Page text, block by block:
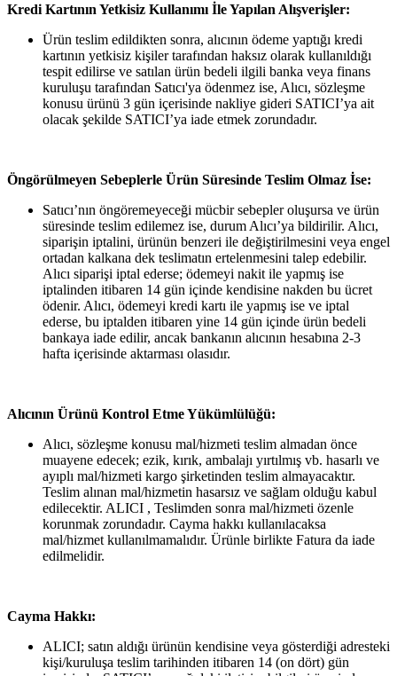
Kredi Kartının Yetkisiz Kullanımı İle Yapılan Alışverişler:
Ürün teslim edildikten sonra, alıcının ödeme yaptığı kredi
kartının yetkisiz kişiler tarafından haksız olarak kullanıldığı
tespit edilirse ve satılan ürün bedeli ilgili banka veya finans
kuruluşu tarafından Satıcı'ya ödenmez ise, Alıcı, sözleşme
konusu ürünü 3 gün içerisinde nakliye gideri SATICI’ya ait
olacak şekilde SATICI’ya iade etmek zorundadır.
Öngörülmeyen Sebeplerle Ürün Süresinde Teslim Olmaz İse:
Satıcı’nın öngöremeyeceği mücbir sebepler oluşursa ve ürün
süresinde teslim edilemez ise, durum Alıcı’ya bildirilir. Alıcı,
siparişin iptalini, ürünün benzeri ile değiştirilmesini veya engel
ortadan kalkana dek teslimatın ertelenmesini talep edebilir.
Alıcı siparişi iptal ederse; ödemeyi nakit ile yapmış ise
iptalinden itibaren 14 gün içinde kendisine nakden bu ücret
ödenir. Alıcı, ödemeyi kredi kartı ile yapmış ise ve iptal
ederse, bu iptalden itibaren yine 14 gün içinde ürün bedeli
bankaya iade edilir, ancak bankanın alıcının hesabına 2-3
hafta içerisinde aktarması olasıdır.
Alıcının Ürünü Kontrol Etme Yükümlülüğü:
Alıcı, sözleşme konusu mal/hizmeti teslim almadan önce
muayene edecek; ezik, kırık, ambalajı yırtılmış vb. hasarlı ve
ayıplı mal/hizmeti kargo şirketinden teslim almayacaktır.
Teslim alınan mal/hizmetin hasarsız ve sağlam olduğu kabul
edilecektir. ALICI , Teslimden sonra mal/hizmeti özenle
korunmak zorundadır. Cayma hakkı kullanılacaksa
mal/hizmet kullanılmamalıdır. Ürünle birlikte Fatura da iade
edilmelidir.
Cayma Hakkı:
ALICI; satın aldığı ürünün kendisine veya gösterdiği adresteki
kişi/kuruluşa teslim tarihinden itibaren 14 (on dört) gün